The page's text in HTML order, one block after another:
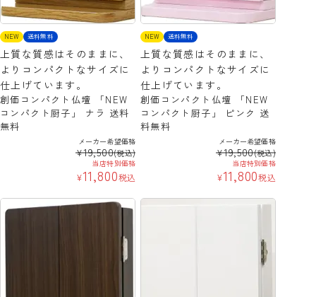
NEW 送料無料
上質な質感はそのままに、
よりコンパクトなサイズに
仕上げています。
創価コンパクト仏壇 「NEW
コンパクト厨子」 ナラ 送料
無料
メーカー希望価格
¥19,500(税込)
当店特別価格
¥11,800税込
NEW 送料無料
上質な質感はそのままに、
よりコンパクトなサイズに
仕上げています。
創価コンパクト仏壇 「NEW
コンパクト厨子」 ピンク 送
料無料
メーカー希望価格
¥19,500(税込)
当店特別価格
¥11,800税込